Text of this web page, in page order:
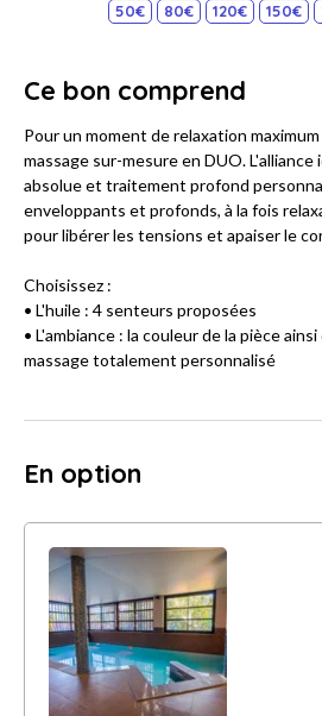
50€ 80€ 120€ 150€
Ce bon comprend
Pour un moment de relaxation
massage sur-mesure en DUO.
absolue et traitement profond
enveloppants et profonds, à la fois
pour libérer les tensions et apaiser le
Choisissez :
• L'huile : 4 senteurs proposées
• L'ambiance : la couleur de la pièce
massage totalement personnalisé
En option